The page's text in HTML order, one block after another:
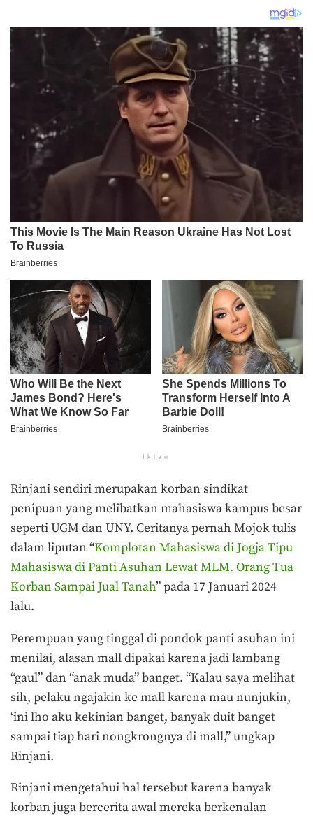
Iklan
Rinjani sendiri merupakan korban sindikat
penipuan yang melibatkan mahasiswa kampus besar
seperti UGM dan UNY. Ceritanya pernah Mojok tulis
dalam liputan “Komplotan Mahasiswa di Jogja Tipu
Mahasiswa di Panti Asuhan Lewat MLM. Orang Tua
Korban Sampai Jual Tanah” pada 17 Januari 2024
lalu.
Perempuan yang tinggal di pondok panti asuhan ini
menilai, alasan mall dipakai karena jadi lambang
“gaul” dan “anak muda” banget. “Kalau saya melihat
sih, pelaku ngajakin ke mall karena mau nunjukin,
‘ini lho aku kekinian banget, banyak duit banget
sampai tiap hari nongkrongnya di mall,” ungkap
Rinjani.
Rinjani mengetahui hal tersebut karena banyak
korban juga bercerita awal mereka berkenalan